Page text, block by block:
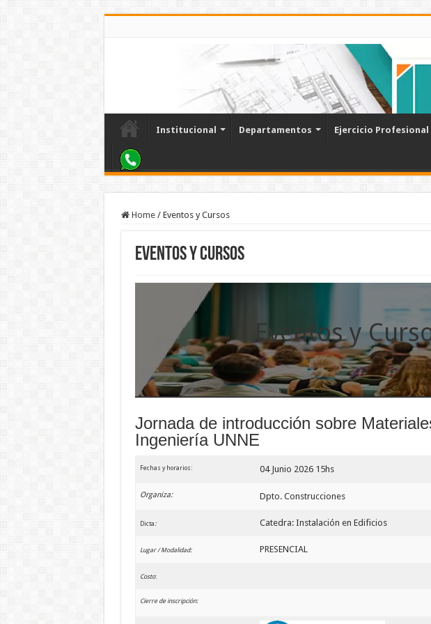
Institucional Departamentos Ejercicio Profesional
Home / Eventos y Cursos
Eventos y Cursos
Eventos y
Jornada de introducción sobre
Ingeniería UNNE
Fechas y horarios: 04 Junio 2026 15hs
Organiza: Dpto. Construcciones
Dicta: Catedra: Instalación en Edificios
Lugar / Modalidad: PRESENCIAL
Costo:
Cierre de inscripción: